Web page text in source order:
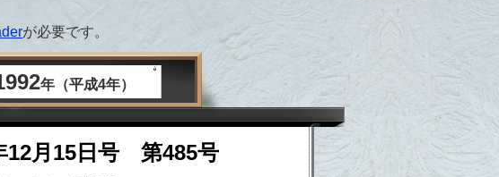
が必要です。
年（平成4年）
12月15日号 第485号